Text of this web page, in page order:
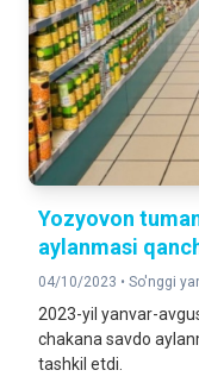
Yozyovon
aylanmasi
04/10/2023 • So'nggi
2023-yil yanvar-
chakana savdo
tashkil etdi.